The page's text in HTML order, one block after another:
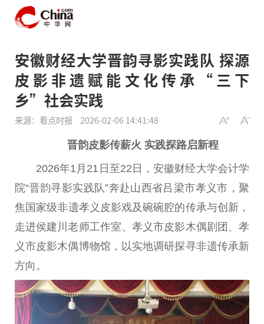
安徽财经大学晋韵寻影实践队 探源
皮影非遗赋能文化传承“三下
乡”社会实践
来源：看点时报 2026-02-06 14:41:48
晋韵皮影传薪火 实践探路启新程
2026年1月21日至22日，安徽财经大学会计学
院“晋韵寻影实践队”奔赴山西省吕梁市孝义市，聚
焦 国家级非遗孝义皮影戏及碗碗腔的传承与创新，
走进侯建川老师工作室、孝义市皮影木偶剧团、孝
义市皮影木偶博物馆，以实地调研探寻非遗传承新
方向。